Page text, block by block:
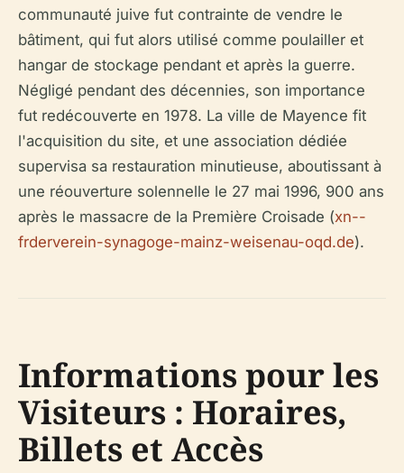
communauté juive fut contrainte de vendre le
bâtiment, qui fut alors utilisé comme poulailler et
hangar de stockage pendant et après la guerre.
Négligé pendant des décennies, son importance
fut redécouverte en 1978. La ville de Mayence fit
l'acquisition du site, et une association dédiée
supervisa sa restauration minutieuse, aboutissant à
une réouverture solennelle le 27 mai 1996, 900 ans
après le massacre de la Première Croisade (xn--
frderverein-synagoge-mainz-weisenau-oqd.de).
Informations pour les
Visiteurs : Horaires,
Billets et Accès